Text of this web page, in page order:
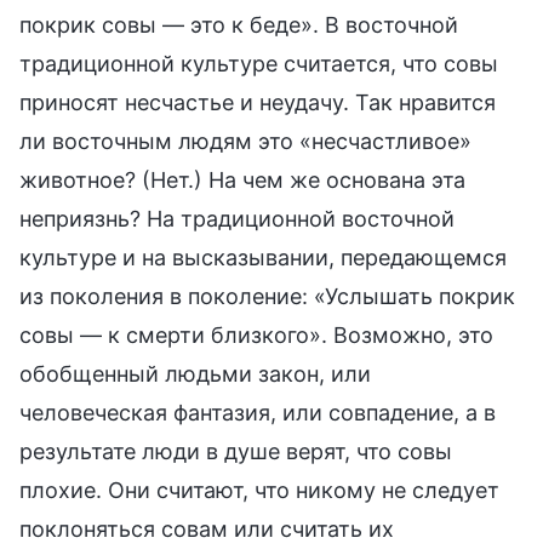
покрик совы — это к беде». В восточной
традиционной культуре считается, что совы
приносят несчастье и неудачу. Так нравится
ли восточным людям это «несчастливое»
животное? (Нет.) На чем же основана эта
неприязнь? На традиционной восточной
культуре и на высказывании, передающемся
из поколения в поколение: «Услышать покрик
совы — к смерти близкого». Возможно, это
обобщенный людьми закон, или
человеческая фантазия, или совпадение, а в
результате люди в душе верят, что совы
плохие. Они считают, что никому не следует
поклоняться совам или считать их